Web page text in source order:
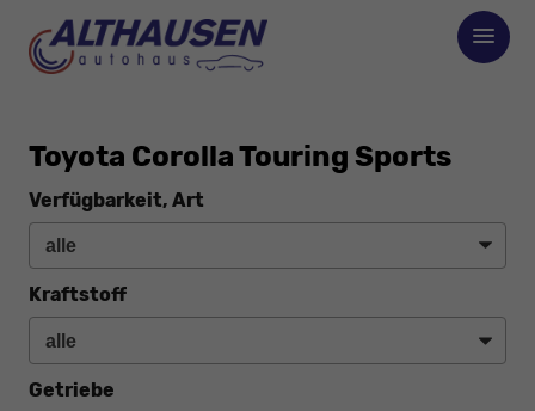
Toyota Corolla Touring Sports
Verfügbarkeit, Art
Kraftstoff
Getriebe